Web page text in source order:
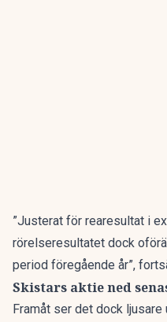
”Justerat för rearesultat i
rörelseresultatet dock
period föregående år”,
Skistars aktie ned
Framåt ser det dock